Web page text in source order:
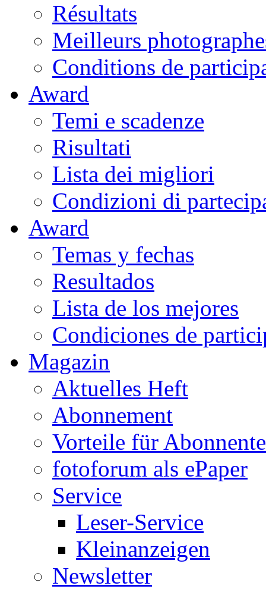
Résultats
Meilleurs
Conditions de
Award
Temi e scadenze
Risultati
Lista dei migliori
Condizioni di
Award
Temas y fechas
Resultados
Lista de los mejores
Condiciones de
Magazin
Aktuelles Heft
Abonnement
Vorteile für
fotoforum als ePaper
Service
Leser-Service
Kleinanzeigen
Newsletter